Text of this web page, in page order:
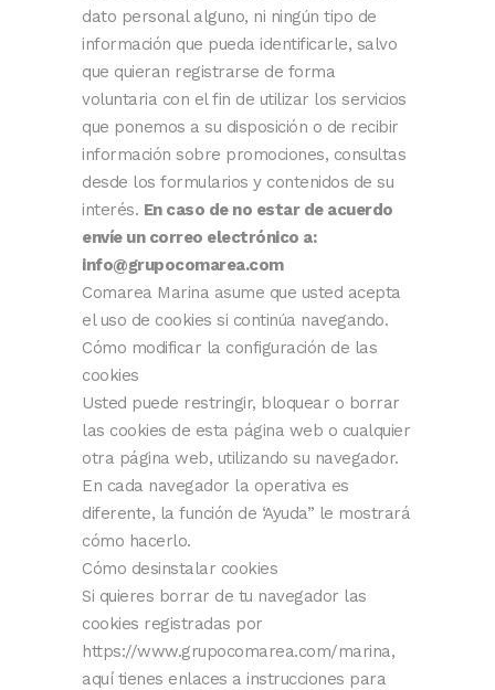
dato personal alguno, ni ningún tipo de
información que pueda identificarle, salvo
que quieran registrarse de forma
voluntaria con el fin de utilizar los servicios
que ponemos a su disposición o de recibir
información sobre promociones, consultas
desde los formularios y contenidos de su
interés. En caso de no estar de acuerdo
envíe un correo electrónico a:
info@grupocomarea.com
Comarea Marina asume que usted acepta
el uso de cookies si continúa navegando.
Cómo modificar la configuración de las
cookies
Usted puede restringir, bloquear o borrar
las cookies de esta página web o cualquier
otra página web, utilizando su navegador.
En cada navegador la operativa es
diferente, la función de ‘Ayuda” le mostrará
cómo hacerlo.
Cómo desinstalar cookies
Si quieres borrar de tu navegador las
cookies registradas por
https://www.grupocomarea.com/marina,
aquí tienes enlaces a instrucciones para